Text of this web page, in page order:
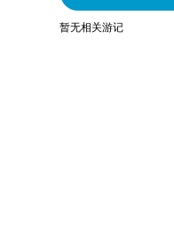
暂无相关游记